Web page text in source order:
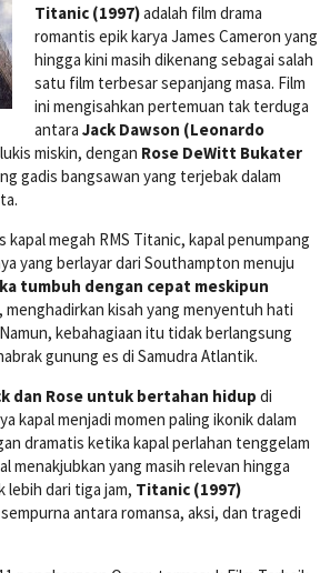
Titanic (1997)adalah film drama
romantis epik karya James Cameron yang
hingga kini masih dikenang sebagai salah
satu film terbesar sepanjang masa. Film
ini mengisahkan pertemuan tak terduga
antara Jack Dawson (Leonardo
miskin, dengan Rose DeWitt Bukater
gadis bangsawan yang terjebak dalam
kapal megah RMS Titanic, kapal penumpang
yang berlayar dari Southampton menuju
tumbuh dengan cepat meskipun
, menghadirkan kisah yang menyentuh hati
kebahagiaan itu tidak berlangsung
gunung es di Samudra Atlantik.
dan Rose untuk bertahan hidup di
kapal menjadi momen paling ikonik dalam
dramatis ketika kapal perlahan tenggelam
menakjubkan yang masih relevan hingga
lebih dari tiga jam, Titanic (1997)
antara romansa, aksi, dan tragedi